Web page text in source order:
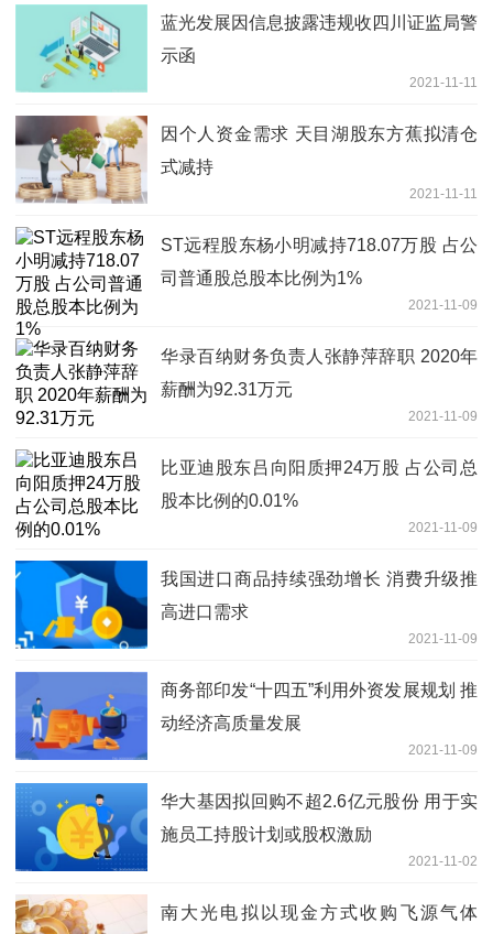
蓝光发展因信息披露违规收四川证监局警
示函
2021-11-11
因个人资金需求 天目湖股东方蕉拟清仓
式减持
2021-11-11
ST远程股东杨小明减持718.07万股 占公
司普通股总股本比例为1%
2021-11-09
华录百纳财务负责人张静萍辞职 2020年
薪酬为92.31万元
2021-11-09
比亚迪股东吕向阳质押24万股 占公司总
股本比例的0.01%
2021-11-09
我国进口商品持续强劲增长 消费升级推
高进口需求
2021-11-09
商务部印发“十四五”利用外资发展规划 推
动经济高质量发展
2021-11-09
华大基因拟回购不超2.6亿元股份 用于实
施员工持股计划或股权激励
2021-11-02
南大光电拟以现金方式收购飞源气体